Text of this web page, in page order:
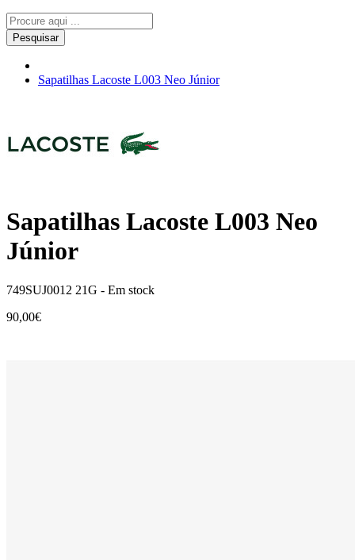
Pesquisar
Sapatilhas Lacoste L003 Neo Júnior
Sapatilhas Lacoste L003 Neo
Júnior
749SUJ0012 21G - Em stock
90,00€